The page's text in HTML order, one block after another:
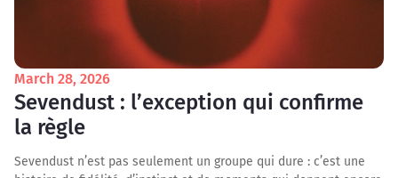
March 28, 2026
Sevendust : l’exception qui confirme
la règle
Sevendust n’est pas seulement un groupe qui dure : c’est une